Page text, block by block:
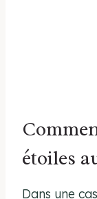
étoiles
Dans une